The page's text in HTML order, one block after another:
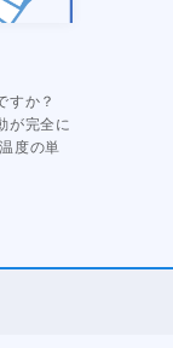
すか？
が完全に
度の単